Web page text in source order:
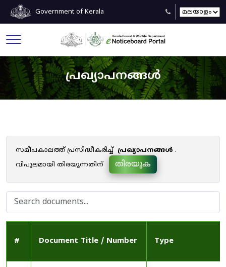
Government of Kerala
പ്രഖ്യാപനങ്ങൾ
സമീപകാലത്ത് പ്രസിദ്ധീകരിച്ച് പ്രഖ്യാപനങ്ങൾ .
വിപുലമായി തിരയുന്നതിന്
തിരയുക
# Document Title / Number Type